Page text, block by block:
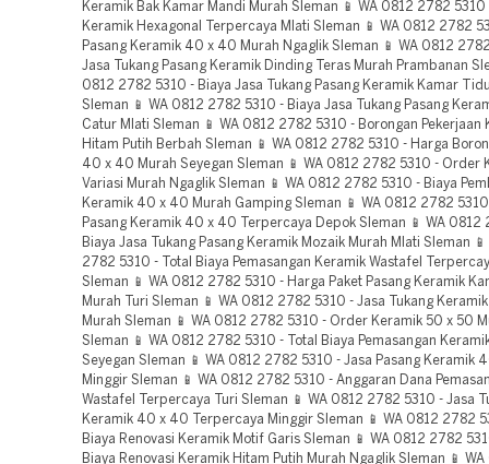
Keramik Bak Kamar Mandi Murah Sleman 📱 WA 0812 2782 5310
Keramik Hexagonal Terpercaya Mlati Sleman 📱 WA 0812 2782
Pasang Keramik 40 x 40 Murah Ngaglik Sleman 📱 WA 0812
Jasa Tukang Pasang Keramik Dinding Teras Murah Prambanan
0812 2782 5310 - Biaya Jasa Tukang Pasang Keramik Kamar
Sleman 📱 WA 0812 2782 5310 - Biaya Jasa Tukang Pasang
Catur Mlati Sleman 📱 WA 0812 2782 5310 - Borongan Pekerjaan
Hitam Putih Berbah Sleman 📱 WA 0812 2782 5310 - Harga
40 x 40 Murah Seyegan Sleman 📱 WA 0812 2782 5310 - Order
Variasi Murah Ngaglik Sleman 📱 WA 0812 2782 5310 - Biaya
Keramik 40 x 40 Murah Gamping Sleman 📱 WA 0812 2782
Pasang Keramik 40 x 40 Terpercaya Depok Sleman 📱 WA 0812
Biaya Jasa Tukang Pasang Keramik Mozaik Murah Mlati Sleman
2782 5310 - Total Biaya Pemasangan Keramik Wastafel
Sleman 📱 WA 0812 2782 5310 - Harga Paket Pasang Keramik
Murah Turi Sleman 📱 WA 0812 2782 5310 - Jasa Tukang
Murah Sleman 📱 WA 0812 2782 5310 - Order Keramik 50 x 50
Sleman 📱 WA 0812 2782 5310 - Total Biaya Pemasangan
Seyegan Sleman 📱 WA 0812 2782 5310 - Jasa Pasang Keramik
Minggir Sleman 📱 WA 0812 2782 5310 - Anggaran Dana
Wastafel Terpercaya Turi Sleman 📱 WA 0812 2782 5310 - Jasa
Keramik 40 x 40 Terpercaya Minggir Sleman 📱 WA 0812 2782
Biaya Renovasi Keramik Motif Garis Sleman 📱 WA 0812 2782
Biaya Renovasi Keramik Hitam Putih Murah Ngaglik Sleman 📱